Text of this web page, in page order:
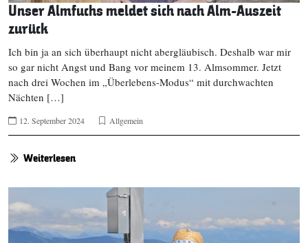
Unser Almfuchs meldet sich nach Alm-Auszeit
zurück
Ich bin ja an sich überhaupt nicht abergläubisch. Deshalb war mir
so gar nicht Angst und Bang vor meinem 13. Almsommer. Jetzt
nach drei Wochen im „Überlebens-Modus“ mit durchwachten
Nächten […]
12. September 2024 Allgemein
Weiterlesen